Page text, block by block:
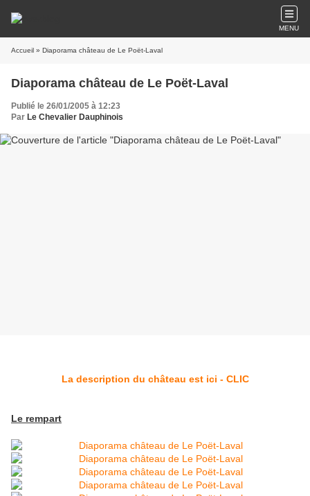
MENU
Accueil » Diaporama château de Le Poët-Laval
Diaporama château de Le Poët-Laval
Publié le 26/01/2005 à 12:23
Par Le Chevalier Dauphinois
La description du château est ici - CLIC
Le rempart